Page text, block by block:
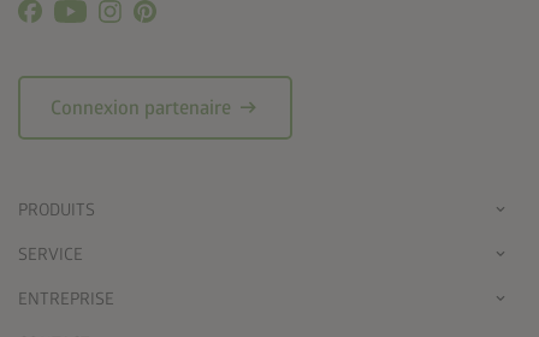
Connexion partenaire arrow_right_alt
PRODUITS
SERVICE
ENTREPRISE